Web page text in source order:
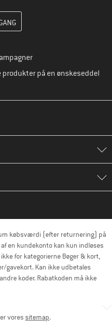
opret i næste trin din
på en ønskeseddel
købsværdi (efter returnering) på
en kundekonto kan kun indløses
for kategorierne Bøger & kort,
gavekort. Kan ikke udbetales
koder. Rabatkoden må ikke
voressitemap.